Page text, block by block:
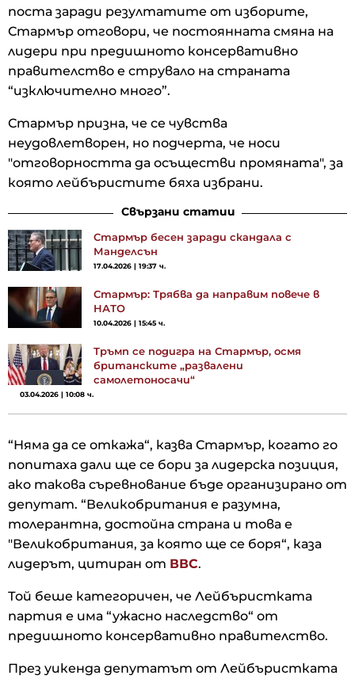
поста заради резултатите от изборите,
Стармър отговори, че постоянната смяна на
лидери при предишното консервативно
правителство е струвало на страната
“изключително много”.
Стармър призна, че се чувства
неудовлетворен, но подчерта, че носи
"отговорността да осъществи промяната", за
която лейбъристите бяха избрани.
Свързани статии
Стармър бесен заради скандала с
Манделсън
17.04.2026 | 19:37 ч.
Стармър: Трябва да направим повече в
НАТО
10.04.2026 | 15:45 ч.
Тръмп се подигра на Стармър, осмя
британските „развалени
самолетоносачи“
03.04.2026 | 10:08 ч.
“Няма да се откажа“, казва Стармър, когато го
попитаха дали ще се бори за лидерска позиция,
ако такова съревнование бъде организирано от
депутат. “Великобритания е разумна,
толерантна, достойна страна и това е
"Великобритания, за която ще се боря“, каза
лидерът, цитиран от ВВС.
Той беше категоричен, че Лейбъристката
партия е има “ужасно наследство“ от
предишното консервативно правителство.
През уикенда депутатът от Лейбъристката